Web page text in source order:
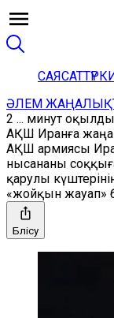
САЯСАТ
ӘЛЕМ
2 ... минут оқылды
АҚШ Иранға
АҚШ армиясы
нысананы
қарулы
«жойқын жауап»
Бөлісу